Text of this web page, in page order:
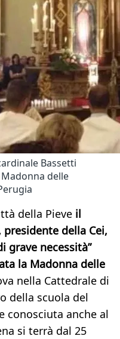
Bassetti
delle
della Pieve il
della Cei,
grave necessità”
la Madonna delle
nella Cattedrale di
della scuola del
conosciuta anche al
si terrà dal 25